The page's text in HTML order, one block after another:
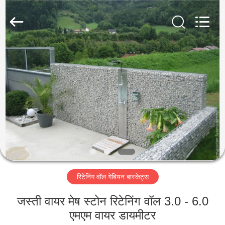
घर
उत्पाद
वीडियो
वी.आर.
शो
हमारे
Mesh
Products
Co.,
Ltd..
Rights
Reserved.
रिटेनिंग वॉल गेबियन बास्केट्स
जस्ती वायर मेष स्टोन रिटेनिंग वॉल 3.0 - 6.0
एमएम वायर डायमीटर